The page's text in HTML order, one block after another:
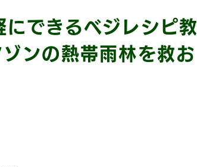
にできるベジレシピ教
ンの熱帯雨林を救お